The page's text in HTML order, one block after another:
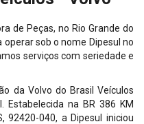
de Peças, no Rio Grande do
sob o nome Dipesul no
serviços com seriedade e
da Volvo do Brasil Veículos
Estabelecida na BR 386 KM
92420-040, a Dipesul iniciou